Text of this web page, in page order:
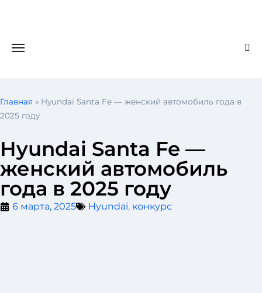
Главная » Hyundai Santa Fe — женский автомобиль года в
2025 году
Hyundai Santa Fe —
женский автомобиль
года в 2025 году
6 марта, 2025 Hyundai, конкурс